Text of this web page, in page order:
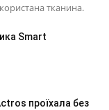
тканина.
Smart
проїхала без